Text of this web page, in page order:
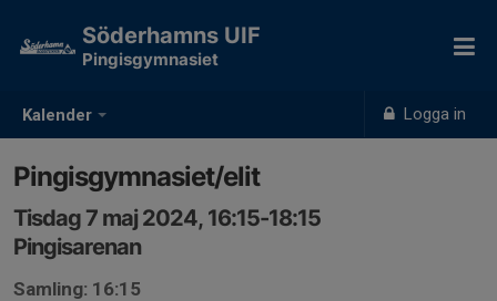
Kalender Logga in
Söderhamns UIF
Pingisgymnasiet
Pingisgymnasiet/elit
Tisdag 7 maj 2024, 16:15-18:15
Pingisarenan
Samling: 16:15